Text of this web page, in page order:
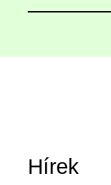
Hírek